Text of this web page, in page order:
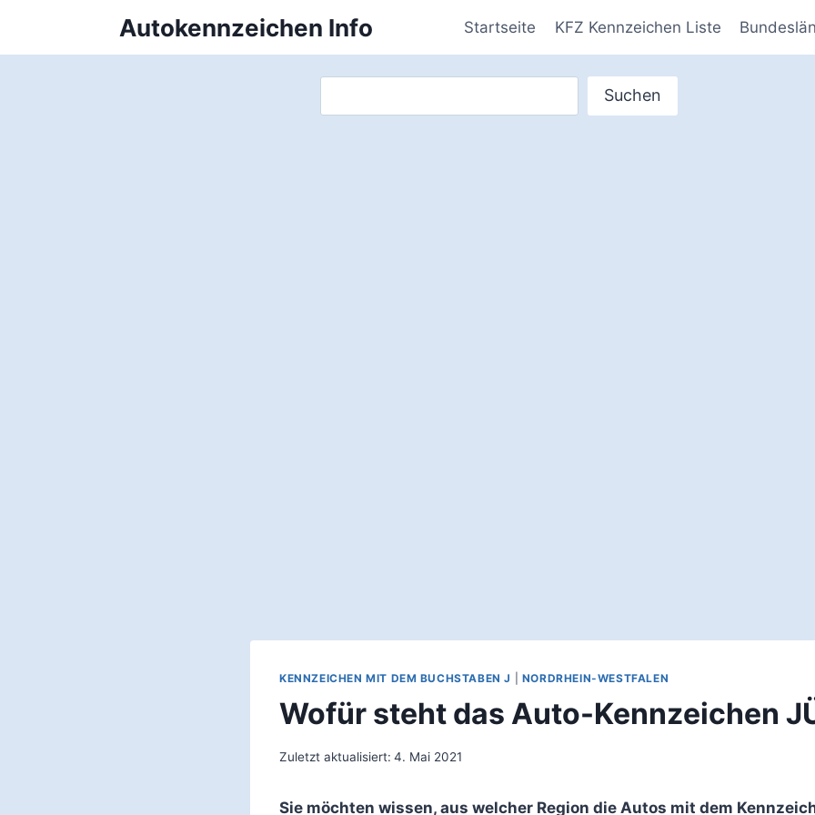
springen
Autokennzeichen Info Startseite KFZ Kennzeichen Liste
Suchen
KENNZEICHEN MIT DEM BUCHSTABEN J NORDRHEIN-WESTFALEN
Wofür steht das Auto-Kennzeichen
Zuletzt aktualisiert: 4. Mai 2021
Sie möchten wissen, aus welcher Region die Autos mit dem